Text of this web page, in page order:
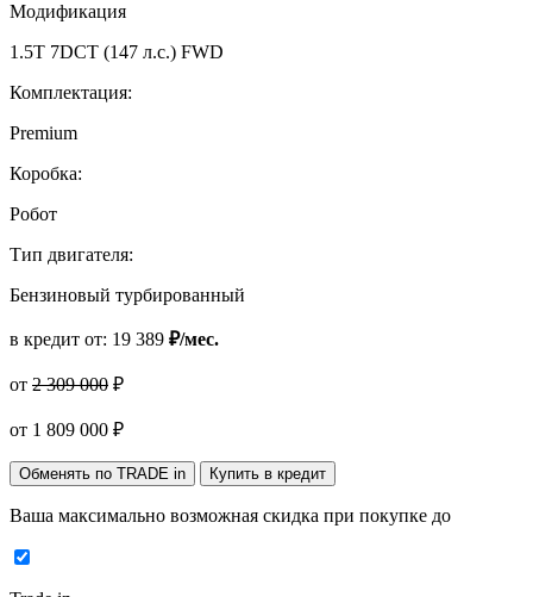
Модификация
1.5T 7DCT (147 л.с.) FWD
Комплектация:
Premium
Коробка:
Робот
Тип двигателя:
Бензиновый турбированный
в кредит от: 19 389 ₽/мес.
от 2 309 000 ₽
от 1 809 000 ₽
Обменять по TRADE in Купить в кредит
Ваша максимально возможная скидка при покупке до